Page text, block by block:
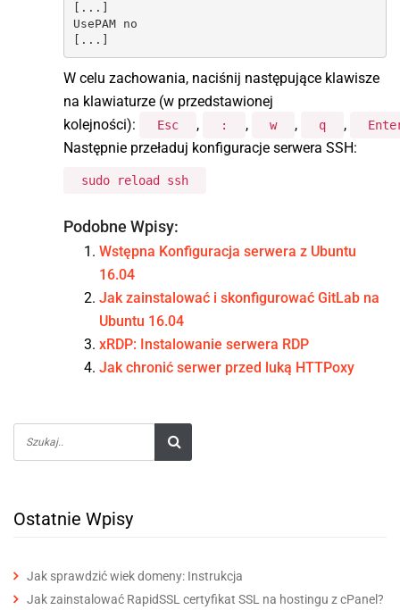
[...]
UsePAM no
[...]
W celu zachowania, naciśnij następujące klawisze
na klawiaturze (w przedstawionej
kolejności):
Esc , : , w , q ,
Następnie przeładuj konfiguracje serwera SSH:
sudo reload ssh
Podobne Wpisy:
Wstępna Konfiguracja serwera z Ubuntu
16.04
Jak zainstalować i skonfigurować GitLab na
Ubuntu 16.04
xRDP: Instalowanie serwera RDP
Jak chronić serwer przed luką HTTPoxy
Ostatnie Wpisy
Jak sprawdzić wiek domeny: Instrukcja
Jak zainstalować RapidSSL certyfikat SSL na hostingu z cPanel?